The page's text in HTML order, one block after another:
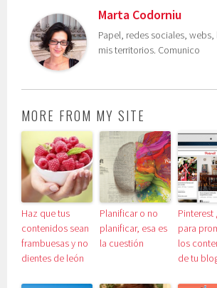
Marta Codorniu
Papel, redes sociales, webs,
mis territorios. Comunico
MORE FROM MY SITE
Haz que tus
contenidos sean
frambuesas y no
dientes de león
Planificar o no
planificar, esa es
la cuestión
Pinterest
para
los
de tu